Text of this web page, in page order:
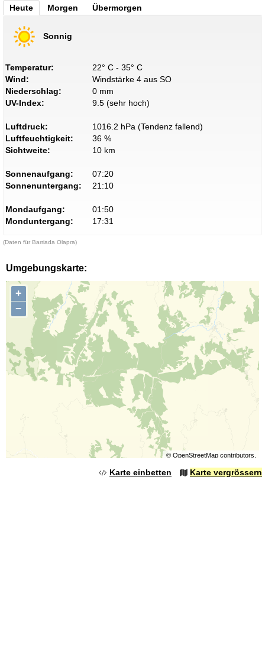
Heute Morgen Übermorgen
Sonnig
Temperatur:
22° C - 35° C
Wind:
Windstärke 4 aus SO
Niederschlag:
0 mm
UV-Index:
9.5 (sehr hoch)
Luftdruck:
1016.2 hPa (Tendenz fallend)
Luftfeuchtigkeit:
36 %
Sichtweite:
10 km
Sonnenaufgang:
07:20
Sonnenuntergang:
21:10
Mondaufgang:
01:50
Monduntergang:
17:31
(Daten für Barriada Olapra)
Umgebungskarte:
+
−
© OpenStreetMapcontributors.
Karte einbetten Karte vergrössern